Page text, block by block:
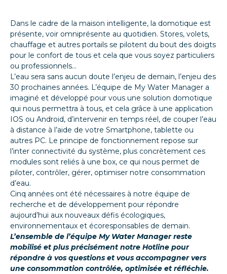
Dans le cadre de la maison intelligente, la domotique est
présente, voir omniprésente au quotidien. Stores, volets,
chauffage et autres portails se pilotent du bout des doigts
pour le confort de tous et cela que vous soyez particuliers
ou professionnels…
L’eau sera sans aucun doute l’enjeu de demain, l’enjeu des
30 prochaines années. L’équipe de My Water Manager a
imaginé et développé pour vous une solution domotique
qui nous permettra à tous, et cela grâce à une application
IOS ou Android, d’intervenir en temps réel, de couper l’eau
à distance à l’aide de votre Smartphone, tablette ou
autres PC. Le principe de fonctionnement repose sur
l’inter connectivité du système, plus concrètement ces
modules sont reliés à une box, ce qui nous permet de
piloter, contrôler, gérer, optimiser notre consommation
d’eau.
Cinq années ont été nécessaires à notre équipe de
recherche et de développement pour répondre
aujourd’hui aux nouveaux défis écologiques,
environnementaux et écoresponsables de demain.
L’ensemble de l’équipe My Water Manager reste
mobilisé et plus précisément notre Hotline pour
répondre à vos questions et vous accompagner vers
une consommation contrôlée, optimisée et réfléchie.